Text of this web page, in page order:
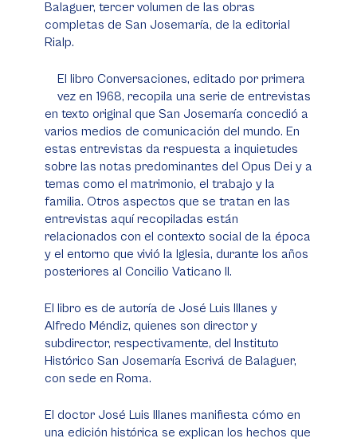
Balaguer, tercer volumen de las obras
completas de San Josemaría, de la editorial
Rialp.
El libro Conversaciones, editado por primera
vez en 1968, recopila una serie de entrevistas
en texto original que San Josemaría concedió a
varios medios de comunicación del mundo. En
estas entrevistas da respuesta a inquietudes
sobre las notas predominantes del Opus Dei y a
temas como el matrimonio, el trabajo y la
familia. Otros aspectos que se tratan en las
entrevistas aquí recopiladas están
relacionados con el contexto social de la época
y el entorno que vivió la Iglesia, durante los años
posteriores al Concilio Vaticano II.
El libro es de autoría de José Luis Illanes y
Alfredo Méndiz, quienes son director y
subdirector, respectivamente, del Instituto
Histórico San Josemaría Escrivá de Balaguer,
con sede en Roma.
El doctor José Luis Illanes manifiesta cómo en
una edición histórica se explican los hechos que